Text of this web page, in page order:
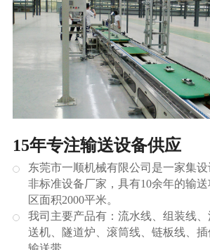
15年专注输送设备供应
东莞市一顺机械有限公司是一家集
非标准设备厂家，具有10余年的输
区面积2000平米。
我司主要产品有：流水线、组装线
送机、隧道炉、滚筒线、链板线、插